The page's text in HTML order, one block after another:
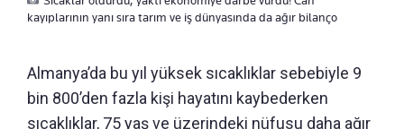
kayıplarının yanı sıra tarım ve iş dünyasında da ağır bilanço
Almanya’da bu yıl yüksek sıcaklıklar sebebiyle 9
bin 800’den fazla kişi hayatını kaybederken
sıcaklıklar, 75 yaş ve üzerindeki nüfusu daha ağır